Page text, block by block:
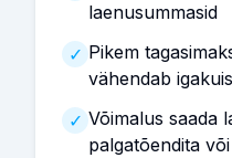
laenusummasid
✓ Pikem
vähendab
✓ Võimalus saada
palgatõendita